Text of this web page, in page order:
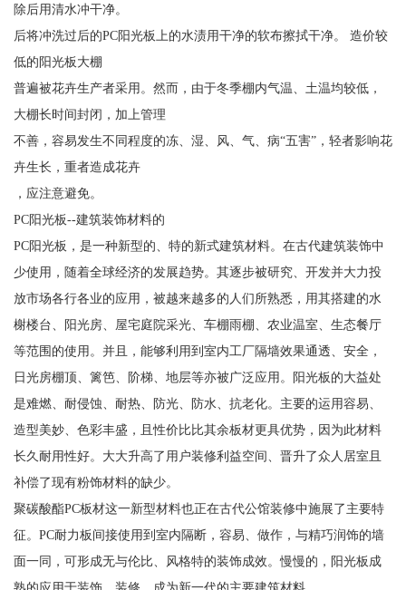
除后用清水冲干净。
后将冲洗过后的PC阳光板上的水渍用干净的软布擦拭干净。 造价较
低的阳光板大棚
普遍被花卉生产者采用。然而，由于冬季棚内气温、土温均较低，
大棚长时间封闭，加上管理
不善，容易发生不同程度的冻、湿、风、气、病“五害”，轻者影响花
卉生长，重者造成花卉
，应注意避免。
PC阳光板--建筑装饰材料的
PC阳光板，是一种新型的、特的新式建筑材料。在古代建筑装饰中
少使用，随着全球经济的发展趋势。其逐步被研究、开发并大力投
放市场各行各业的应用，被越来越多的人们所熟悉，用其搭建的水
榭楼台、阳光房、屋宅庭院采光、车棚雨棚、农业温室、生态餐厅
等范围的使用。并且，能够利用到室内工厂隔墙效果通透、安全，
日光房棚顶、篱笆、阶梯、地层等亦被广泛应用。阳光板的大益处
是难燃、耐侵蚀、耐热、防光、防水、抗老化。主要的运用容易、
造型美妙、色彩丰盛，且性价比比其余板材更具优势，因为此材料
长久耐用性好。大大升高了用户装修利益空间、晋升了众人居室且
补偿了现有粉饰材料的缺少。
聚碳酸酯PC板材这一新型材料也正在古代公馆装修中施展了主要特
征。PC耐力板间接使用到室内隔断，容易、做作，与精巧润饰的墙
面一同，可形成无与伦比、风格特的装饰成效。慢慢的，阳光板成